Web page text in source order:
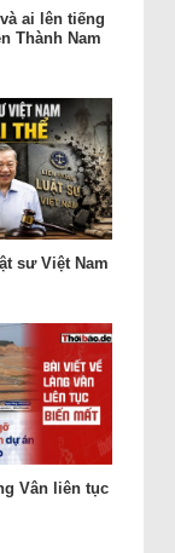
ai lên tiếng
Thành Nam
sư Việt Nam
Vân liên tục